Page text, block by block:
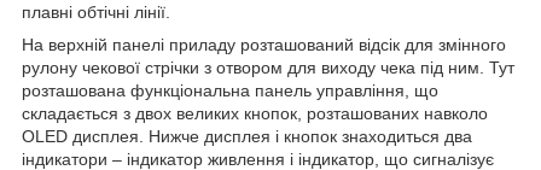
плавні обтічні лінії.
На верхній панелі приладу розташований відсік для змінного
рулону чекової стрічки з отвором для виходу чека під ним. Тут
розташована функціональна панель управління, що
складається з двох великих кнопок, розташованих навколо
OLED дисплея. Нижче дисплея і кнопок знаходиться два
індикатори – індикатор живлення і індикатор, що сигналізує